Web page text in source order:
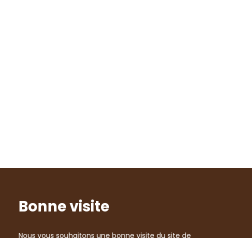
Bonne visite
Nous vous souhaitons une bonne visite du site de